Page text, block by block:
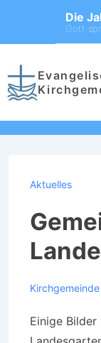
Die
Gott
Aktuelles
Einige